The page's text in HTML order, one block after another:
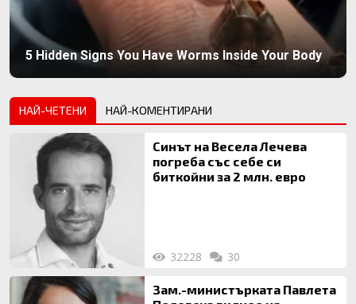
5 Hidden Signs You Have Worms Inside Your Body
НАЙ-ЧЕТЕНИ НАЙ-КОМЕНТИРАНИ
Синът на Весела Лечева
погреба със себе си
биткойни за 2 млн. евро
32228 30
Зам.-министърката Павлета